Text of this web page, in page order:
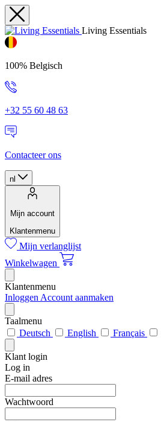
Living Essentials
100% Belgisch
+32 55 60 48 63
Contacteer ons
nl
Mijn account
Klantenmenu
Mijn verlanglijst
Winkelwagen
Klantenmenu
Inloggen Account aanmaken
Taalmenu
Deutsch
English Français
Klant login
Log in
E-mail adres
Wachtwoord